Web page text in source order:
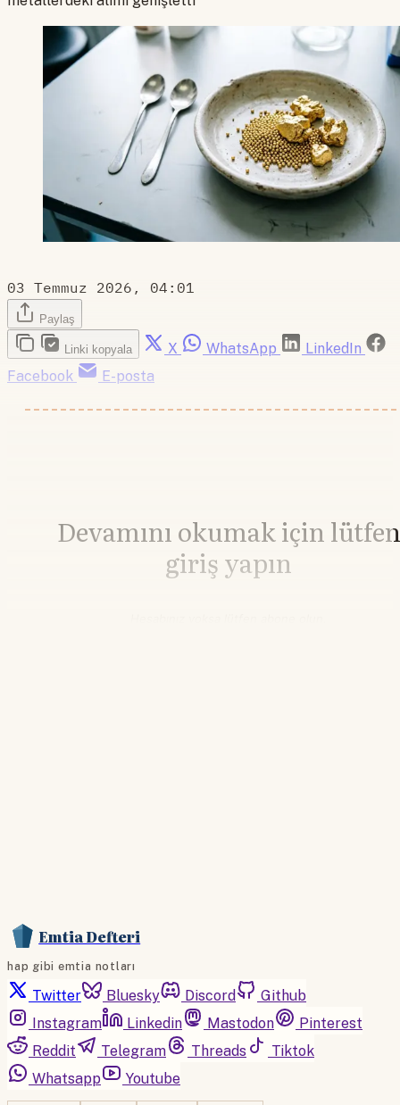
03 Temmuz 2026, 04:01
Paylaş
Linki kopyala X WhatsApp
LinkedIn
Facebook
E-posta
Devamını okumak için lütfen
giriş yapın
Emtia Defteri
hap gibi emtia notları
Twitter Bluesky Discord
Github
Instagram
Linkedin Mastodon
Pinterest
Reddit
Telegram Threads
Tiktok
Whatsapp
Youtube